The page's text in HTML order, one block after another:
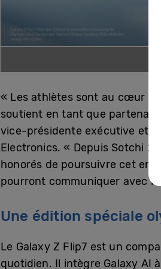
« Les athlètes sont au cœur
soutient en tant que
vice-présidente exécutive et
Electronics. « Depuis Sotchi
honorés de poursuivre cet
pourront communiquer avec
Une édition spéciale
Le Galaxy Z Flip7 est un
quotidien. Il intègre Galaxy AI